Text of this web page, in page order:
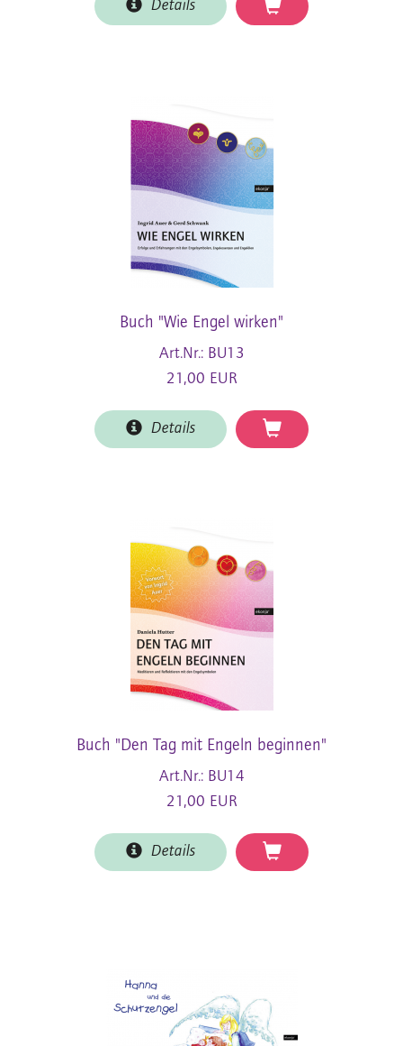
Details
Buch "Wie Engel wirken"
Art.Nr.: BU13
21,00 EUR
Details
Buch "Den Tag mit Engeln beginnen"
Art.Nr.: BU14
21,00 EUR
Details